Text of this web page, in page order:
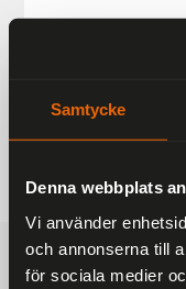
Samtycke
Denna webbplats
Vi använder
och annonserna till
för sociala medier
187 kr
249 kr
På alla